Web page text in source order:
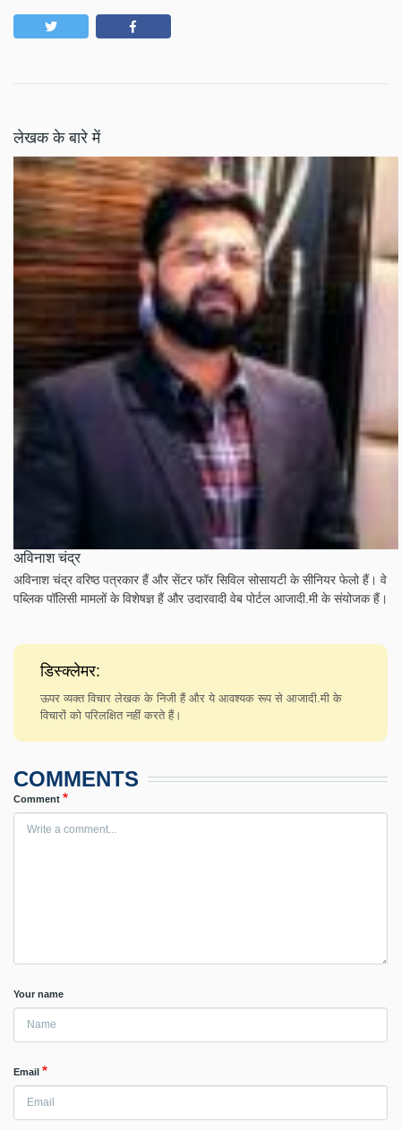
लेखक के बारे में
अविनाश चंद्र
अविनाश चंद्र वरिष्ठ पत्रकार हैं और सेंटर फॉर सिविल सोसायटी के सीनियर फेलो हैं। वे
पब्लिक पॉलिसी मामलों के विशेषज्ञ हैं और उदारवादी वेब पोर्टल आजादी.मी के संयोजक हैं।
डिस्क्लेमर:
ऊपर व्यक्त विचार लेखक के निजी हैं और ये आवश्यक रूप से आजादी.मी के
विचारों को परिलक्षित नहीं करते हैं।
COMMENTS
Comment
Your name
Email